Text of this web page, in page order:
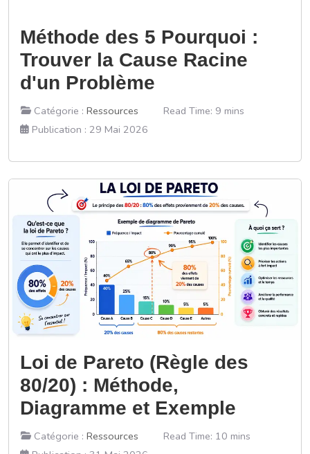
Méthode des 5 Pourquoi :
Trouver la Cause Racine
d'un Problème
Catégorie : Ressources
Read Time: 9 mins
Publication : 29 Mai 2026
Loi de Pareto (Règle des
80/20) : Méthode,
Diagramme et Exemple
Catégorie : Ressources
Read Time: 10 mins